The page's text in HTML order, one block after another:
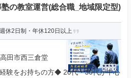
の教室運営(総合職_地域限定型)
休2日制・年休120日以上
田市西三倉堂
験をお持ちの方◆ 20代・30代が中心